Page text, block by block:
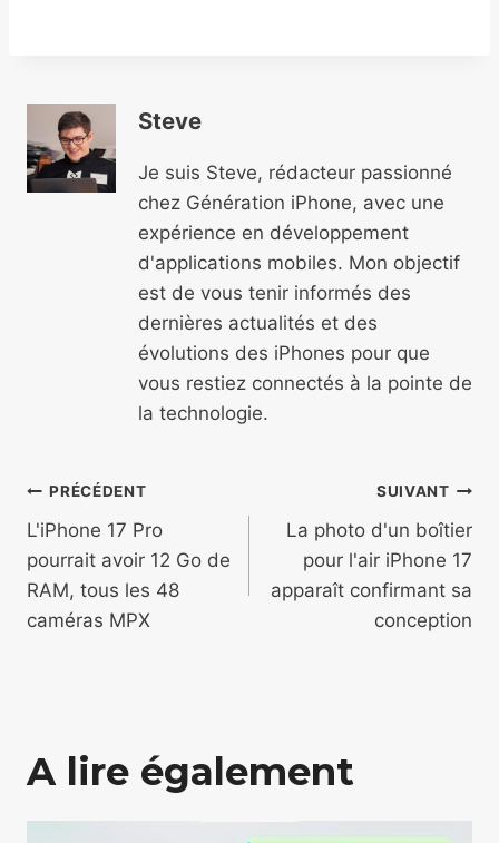
Steve
Je suis Steve, rédacteur passionné
chez Génération iPhone, avec une
expérience en développement
d'applications mobiles. Mon objectif
est de vous tenir informés des
dernières actualités et des
évolutions des iPhones pour que
vous restiez connectés à la pointe de
la technologie.
Navigation
de
l’article
PRÉCÉDENT
L'iPhone 17 Pro
pourrait avoir 12 Go de
RAM, tous les 48
caméras MPX
SUIVANT
La photo d'un boîtier
pour l'air iPhone 17
apparaît confirmant sa
conception
A lire également